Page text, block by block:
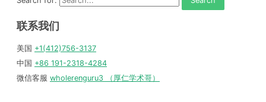
联系我们
美国 +1(412)756-3137
中国 +86 191-2318-4284
微信客服 wholerenguru3 （厚仁学术哥）